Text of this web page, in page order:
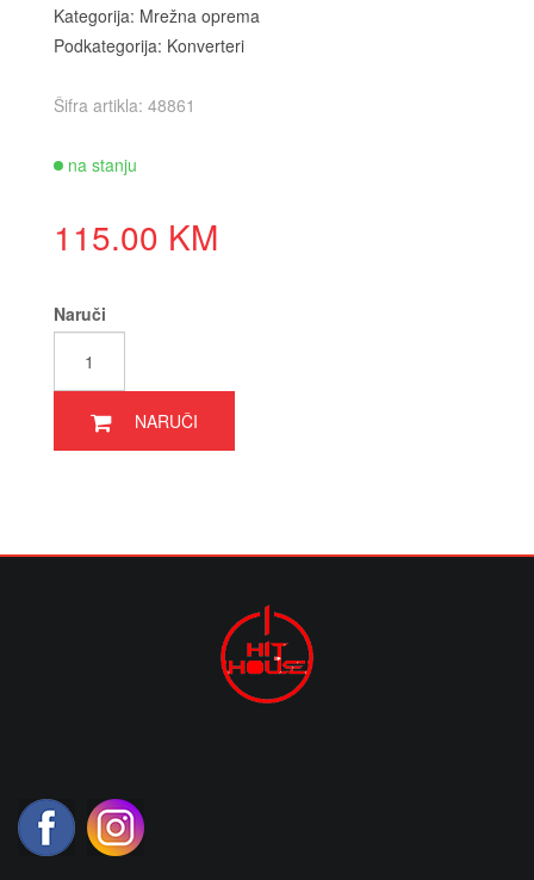
Kategorija: Mrežna oprema
Podkategorija: Konverteri
Šifra artikla: 48861
na stanju
115.00 KM
Naruči
NARUČI